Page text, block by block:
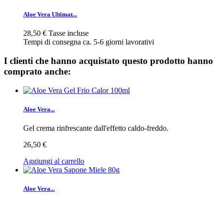
Aloe Vera Ultimat...
28,50 € Tasse incluse
Tempi di consegna ca. 5-6 giorni lavorativi
I clienti che hanno acquistato questo prodotto hanno
comprato anche:
Aloe Vera...
Gel crema rinfrescante dall'effetto caldo-freddo.
26,50 €
Aggiungi al carrello
Aloe Vera...